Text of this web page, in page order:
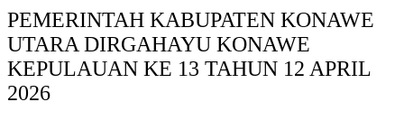
PEMERINTAH KABUPATEN KONAWE
UTARA DIRGAHAYU KONAWE
KEPULAUAN KE 13 TAHUN 12 APRIL
2026